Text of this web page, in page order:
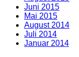
Juni 2015
Mai 2015
August 2014
Juli 2014
Januar 2014